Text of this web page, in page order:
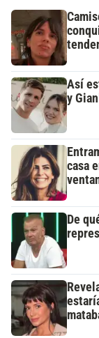
Así
y
casa
De